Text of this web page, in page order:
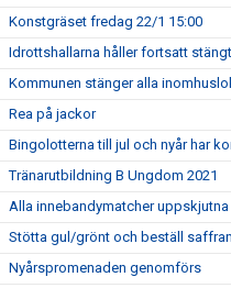
Konstgräset fredag 22/1 15:00
Idrottshallarna håller fortsatt
Kommunen stänger alla
Rea på jackor
Bingolotterna till jul och nyår har
Tränarutbildning B Ungdom 2021
Alla innebandymatcher
Stötta gul/grönt och beställ saffran
Nyårspromenaden genomförs